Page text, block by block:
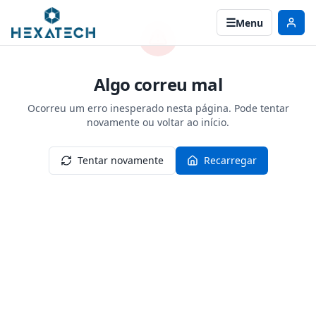
Menu
Algo correu mal
Ocorreu um erro inesperado nesta página. Pode tentar
novamente ou voltar ao início.
Tentar novamente Recarregar